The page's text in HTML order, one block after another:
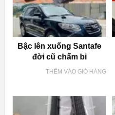
Bậc lên xuống Santafe
đời cũ chấm bi
THÊM VÀO GIỎ HÀNG